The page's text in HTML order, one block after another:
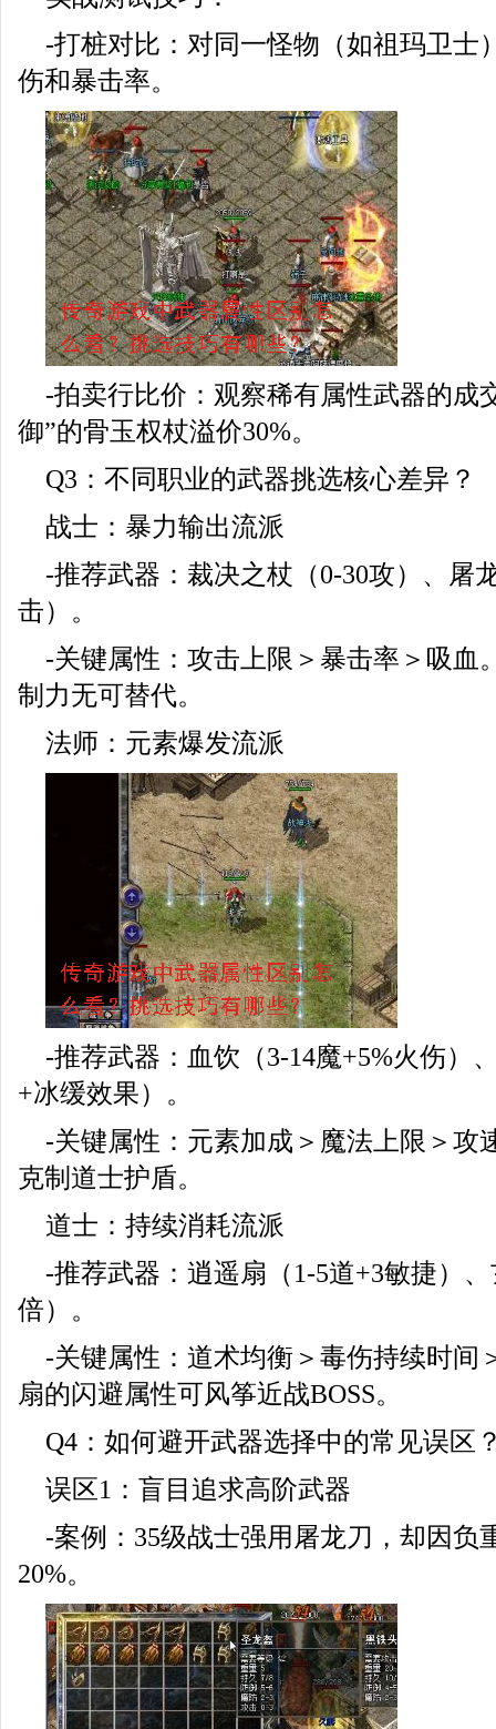
-打桩对比：对同一怪物（如祖玛卫士
伤和暴击率。
-拍卖行比价：观察稀有属性武器的成
御”的骨玉权杖溢价30%。
Q3：不同职业的武器挑选核心差异？
战士：暴力输出流派
-推荐武器：裁决之杖（0-30攻）、屠
击）。
-关键属性：攻击上限＞暴击率＞吸血
制力无可替代。
法师：元素爆发流派
-推荐武器：血饮（3-14魔+5%火伤）
+冰缓效果）。
-关键属性：元素加成＞魔法上限＞攻
克制道士护盾。
道士：持续消耗流派
-推荐武器：逍遥扇（1-5道+3敏捷）
倍）。
-关键属性：道术均衡＞毒伤持续时间
扇的闪避属性可风筝近战BOSS。
Q4：如何避开武器选择中的常见误区
误区1：盲目追求高阶武器
-案例：35级战士强用屠龙刀，却因负
20%。